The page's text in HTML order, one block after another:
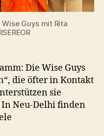
Guys mit Rita
Die Wise Guys
die öfter in Kontakt
sie
Neu-Delhi finden